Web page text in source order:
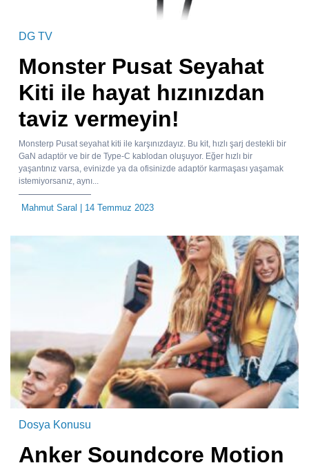
DG TV
Monster Pusat Seyahat
Kiti ile hayat hızınızdan
taviz vermeyin!
Monsterp Pusat seyahat kiti ile karşınızdayız. Bu kit, hızlı şarj destekli bir
GaN adaptör ve bir de Type-C kablodan oluşuyor. Eğer hızlı bir
yaşantınız varsa, evinizde ya da ofisinizde adaptör karmaşası yaşamak
istemiyorsanız, aynı...
Mahmut Saral | 14 Temmuz 2023
Dosya Konusu
Anker Soundcore Motion